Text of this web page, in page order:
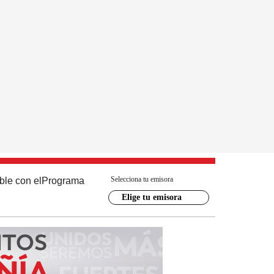
con el Programa Selecciona tu emisora
Elige tu emisora